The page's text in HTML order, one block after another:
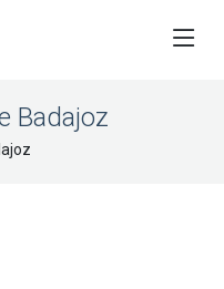
Badajoz